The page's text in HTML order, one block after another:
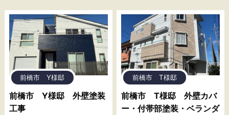
前橋市 Y様邸
前橋市 Y様邸 外壁塗装
工事
前橋市 T様邸
前橋市 T様邸 外壁カバ
ー・付帯部塗装・ベランダ